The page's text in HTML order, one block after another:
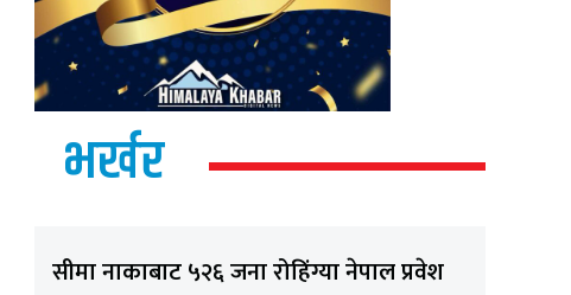
भर्खर
सीमा नाकाबाट ५२६ जना रोहिंग्या नेपाल प्रवेश